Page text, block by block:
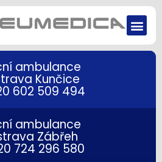
ambulance
Kunčice
602 509 494
ambulance
Zábřeh
724 296 580